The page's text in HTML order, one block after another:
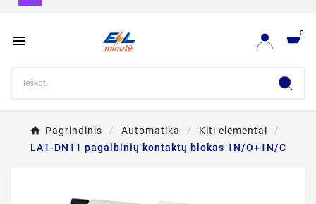
 0
Pagrindinis Automatika
Kiti elementai
LA1-DN11 pagalbinių kontaktų blokas 1N/O+1N/C